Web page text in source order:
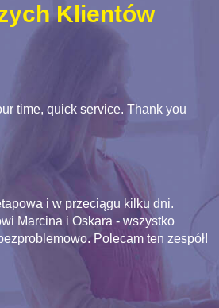
Klientów
time, quick service. Thank you
i w przeciągu kilku dni.
Marcina i Oskara - wszystko
Polecam ten zespół!